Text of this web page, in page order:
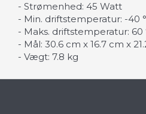
- Strømenhed: 45 Watt
- Min. driftstemperatur: -40
- Maks. driftstemperatur: 60
- Mål: 30.6 cm x 16.7 cm x
- Vægt: 7.8 kg